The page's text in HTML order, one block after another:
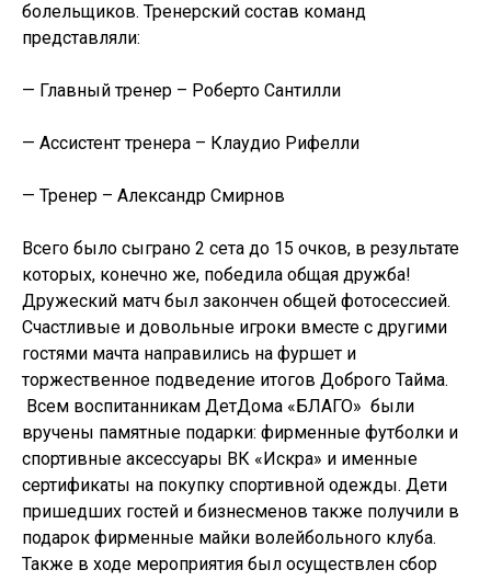
болельщиков. Тренерский состав команд
представляли:
— Главный тренер – Роберто Сантилли
— Ассистент тренера – Клаудио Рифелли
— Тренер – Александр Смирнов
Всего было сыграно 2 сета до 15 очков, в результате
которых, конечно же, победила общая дружба!
Дружеский матч был закончен общей фотосессией.
Счастливые и довольные игроки вместе с другими
гостями мачта направились на фуршет и
торжественное подведение итогов Доброго Тайма.
Всем воспитанникам ДетДома «БЛАГО» были
вручены памятные подарки: фирменные футболки и
спортивные аксессуары ВК «Искра» и именные
сертификаты на покупку спортивной одежды. Дети
пришедших гостей и бизнесменов также получили в
подарок фирменные майки волейбольного клуба.
Также в ходе мероприятия был осуществлен сбор